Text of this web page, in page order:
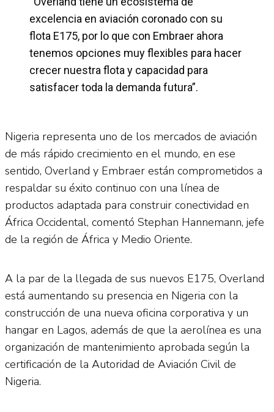
excelencia en aviación coronado con su
flota E175, por lo que con Embraer ahora
tenemos opciones muy flexibles para hacer
crecer nuestra flota y capacidad para
satisfacer toda la demanda futura”.
Nigeria representa uno de los mercados de aviación
de más rápido crecimiento en el mundo, en ese
sentido, Overland y Embraer están comprometidos a
respaldar su éxito continuo con una línea de
productos adaptada para construir conectividad en
África Occidental, comentó Stephan Hannemann, jefe
de la región de África y Medio Oriente.
A la par de la llegada de sus nuevos E175, Overland
está aumentando su presencia en Nigeria con la
construcción de una nueva oficina corporativa y un
hangar en Lagos, además de que la aerolínea es una
organización de mantenimiento aprobada según la
certificación de la Autoridad de Aviación Civil de
Nigeria.